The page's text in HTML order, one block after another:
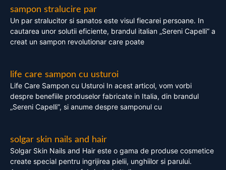
sampon stralucire par
Un par stralucitor si sanatos este visul fiecarei persoane. In
cautarea unor solutii eficiente, brandul italian „Sereni Capelli” a
creat un sampon revolutionar care poate
life care sampon cu usturoi
Life Care Sampon cu Usturoi In acest articol, vom vorbi
despre benefiile produselor fabricate in Italia, din brandul
„Sereni Capelli”, si anume despre samponul cu
solgar skin nails and hair
Solgar Skin Nails and Hair este o gama de produse cosmetice
create special pentru ingrijirea pielii, unghiilor si parului.